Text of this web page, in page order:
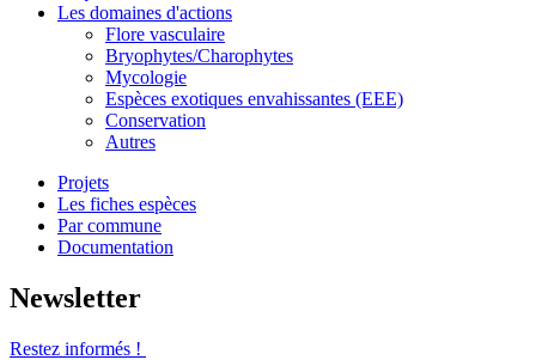
Les domaines d'actions
Flore vasculaire
Bryophytes/Charophytes
Mycologie
Espèces exotiques envahissantes (EEE)
Conservation
Autres
Projets
Les fiches espèces
Par commune
Documentation
Newsletter
Restez informés !